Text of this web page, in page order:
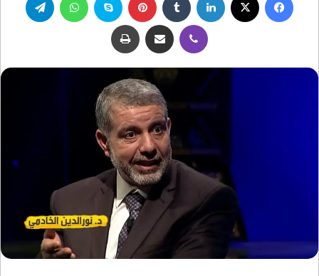
ڤايبر مشاركة عبر البريد طباعة